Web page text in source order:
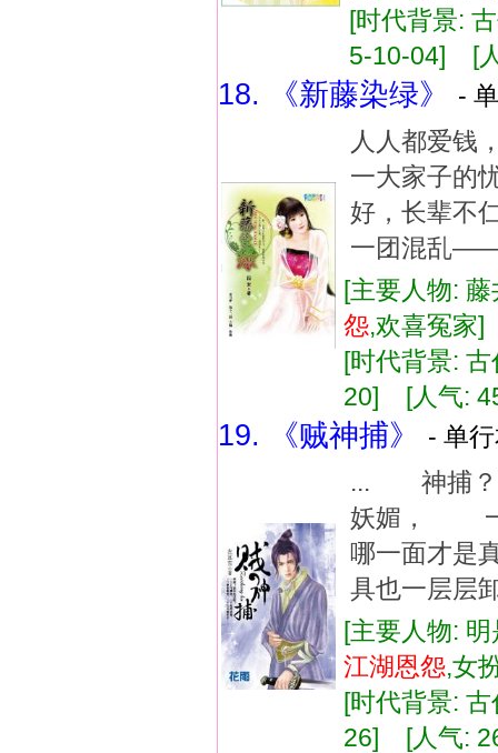
[时代背景:
5-10-04] [
18. 《新藤染绿》
-
人人都爱钱
一大家子的
好，长辈不
一团混乱
[主要人物:
怨,欢喜冤
[时代背景:
20] [人气:
19. 《贼神捕》
- 单
... 神捕？
妖媚，
哪一面才
具也一层
[主要人物:
江湖恩怨,女
[时代背景:
26] [人气: